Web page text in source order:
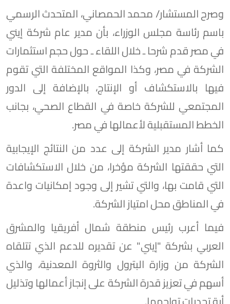
وصرح المستشار/ محمد الحمصاني، المتحدث الرسمي
باسم رئاسة مجلس الوزراء، بأن مدير عام شركة إيني
في مصر قدم شرحا ـ خلال اللقاء ـ حول حجم استثمارات
الشركة في مصر، وكذا المواقع المختلفة التي تقوم
فيها بالاستكشاف أو الإنتاج، بالإضافة إلى الدور
المجتمعي للشركة خاصة في القطاع الصحي، بجانب
الخطط المستقبلية لأعمالها في مصر.
كما أشار مدير الشركة إلى عدد من النتائج الإيجابية
التي حققتها الشركة مؤخرا، من خلال الاستكشافات
التي قامت بها، والتي تشير إلى وجود إمكانيات واعدة
في المناطق محل امتياز الشركة.
فيما أعرب رئيس منطقة شمال أفريقيا والمشرق
العربي بشركة "إيني" عن تقديره للدعم الذي تتلقاه
الشركة من وزارة البترول والثروة المعدنية، والذي
أسهم في تعزيز قدرة الشركة على إنجاز أعمالها وتذليل